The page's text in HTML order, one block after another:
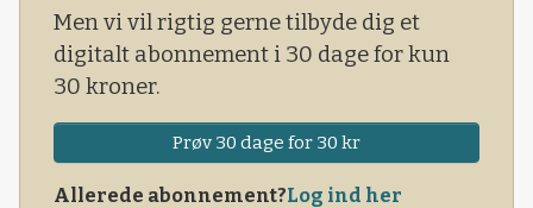
Men vi vil rigtig gerne tilbyde dig et
digitalt abonnement i 30 dage for kun
30 kroner.
Prøv 30 dage for 30 kr
Allerede abonnement?Log ind her